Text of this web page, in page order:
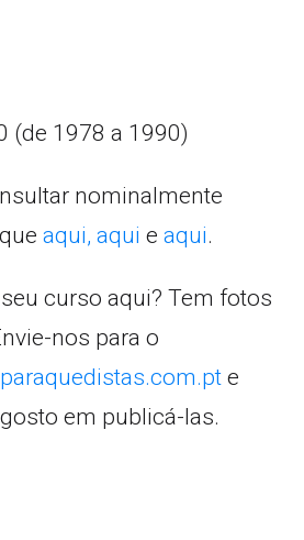
(de 1978 a 1990)
nominalmente
aqui, aqui e aqui.
curso aqui? Tem fotos
nos para o
e
em publicá-las.